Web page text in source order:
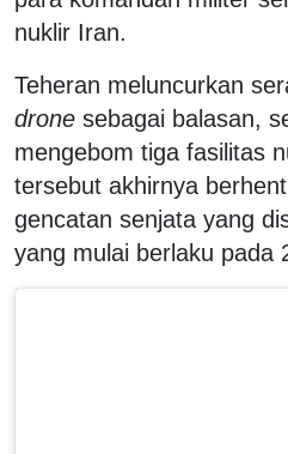
nuklir Iran.
Teheran meluncurkan
drone sebagai balasan,
mengebom tiga fasilitas
tersebut akhirnya
gencatan senjata yang
yang mulai berlaku pada